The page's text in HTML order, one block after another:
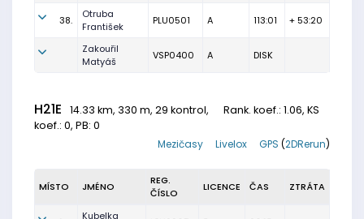
38.
Otruba
František
PLU0501 A 113:01 + 53:20
Zakouřil
Matyáš
VSP0400 A DISK
H21E 14.33 km, 330 m, 29 kontrol, Rank. koef.: 1.06, KS
koef.: 0, PB: 0
GPS (2DRerun)
Livelox
Mezičasy
MÍSTO JMÉNO
REG.
ČÍSLO
LICENCE ČAS ZTRÁTA
Kubelka